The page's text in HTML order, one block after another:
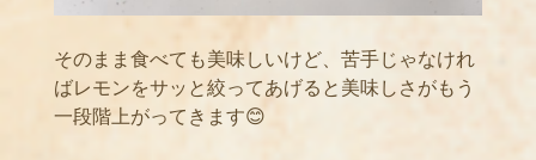
そのまま食べても美味しいけど、苦手じゃなけれ
ばレモンをサッと絞ってあげると美味しさがもう
一段階上がってきます😊